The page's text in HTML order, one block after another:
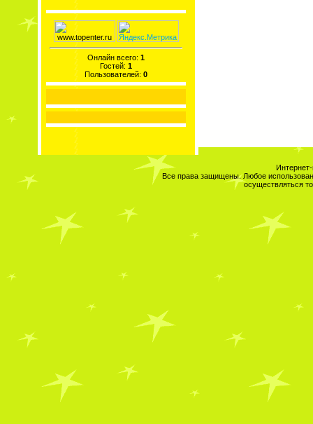
Онлайн всего: 1
Гостей: 1
Пользователей: 0
Все права защищены. Любое
осуществляться